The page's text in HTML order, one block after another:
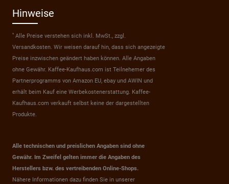
Hinweise
*Alle Preise verstehen sich inkl. MwSt., zzgl.
Versandkosten. Wir weisen darauf hin, dass sich angezeigte
Preise inzwischen geändert haben können. Alle Angaben
ohne Gewähr. Kaffee-Kaufhaus.com ist Teilnehemer des
Partnerprogramms von Amazon EU, ebay und AWIN und
erhält beim Kauf eine Werbekostenerstattung. Kaffee-
Kaufhaus.com verkauft selbst keine der dargestellten
Produkte.
Alle technischen und preislichen Angaben sind ohne
Gewähr. Im Zweifel gelten immer die Angaben des
Herstellers bzw. des vertreibenden Online-Shops.
Nähere Informationen dazu finden Sie in unserer